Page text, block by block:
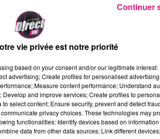
de larue Saint-Thiébaut
vie privée est notre priorité
based on your consent and/or our legitimate interest:
advertising; Create profiles for personalised
Measure content performance; Understand
and improve services; Create profiles to
select content; Ensure security, prevent and detect
privacy choices. These technologies may
functionalities: Identify devices based on
data from other data sources; Link different
Continuer